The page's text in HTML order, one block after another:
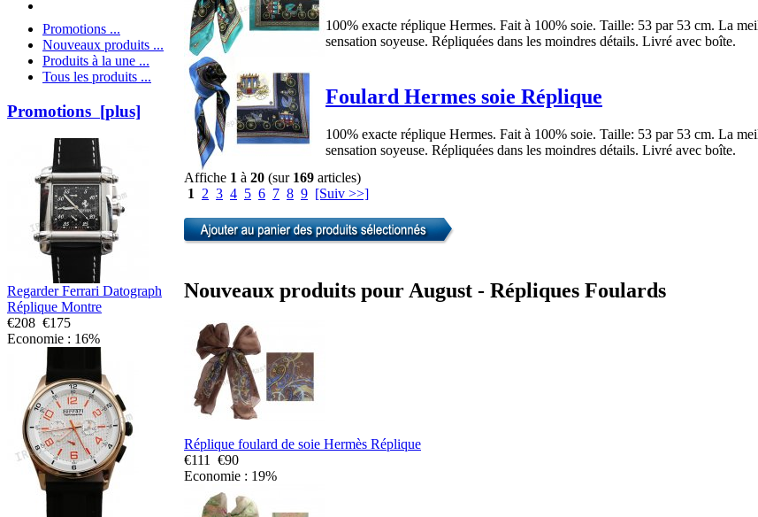
Promotions ...
Nouveaux produits ...
Produits à la une ...
Tous les produits ...
Promotions [plus]
Regarder Ferrari Datograph
Réplique Montre
€208 €175
Economie : 16%
100% exacte réplique Hermes. Fait à 100% soie. Taille: 53 par 53 cm. La
sensation soyeuse. Répliquées dans les moindres détails. Livré avec boîte.
Foulard Hermes soie Réplique
100% exacte réplique Hermes. Fait à 100% soie. Taille: 53 par 53 cm. La
sensation soyeuse. Répliquées dans les moindres détails. Livré avec boîte.
Affiche 1 à 20 (sur 169 articles)
1
2 3 4 5 6 7 8 9 [Suiv >>]
Nouveaux produits pour August - Répliques Foulards
Réplique foulard de soie Hermès Réplique
€111
€90
Economie : 19%